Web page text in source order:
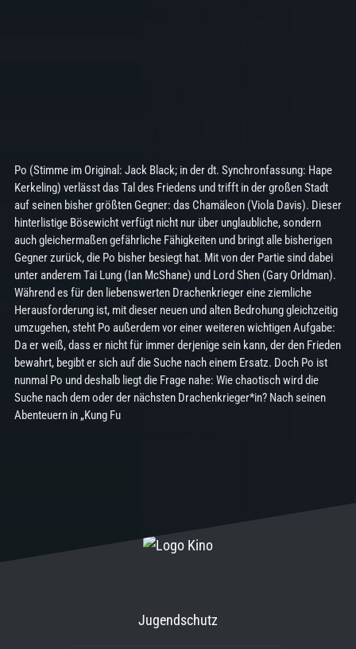
Po (Stimme im Original: Jack Black; in der dt. Synchronfassung: Hape
Kerkeling) verlässt das Tal des Friedens und trifft in der großen Stadt
auf seinen bisher größten Gegner: das Chamäleon (Viola Davis). Dieser
hinterlistige Bösewicht verfügt nicht nur über unglaubliche, sondern
auch gleichermaßen gefährliche Fähigkeiten und bringt alle bisherigen
Gegner zurück, die Po bisher besiegt hat. Mit von der Partie sind dabei
unter anderem Tai Lung (Ian McShane) und Lord Shen (Gary Orldman).
Während es für den liebenswerten Drachenkrieger eine ziemliche
Herausforderung ist, mit dieser neuen und alten Bedrohung gleichzeitig
umzugehen, steht Po außerdem vor einer weiteren wichtigen Aufgabe:
Da er weiß, dass er nicht für immer derjenige sein kann, der den Frieden
bewahrt, begibt er sich auf die Suche nach einem Ersatz. Doch Po ist
nunmal Po und deshalb liegt die Frage nahe: Wie chaotisch wird die
Suche nach dem oder der nächsten Drachenkrieger*in? Nach seinen
Abenteuern in „Kung Fu
Jugendschutz